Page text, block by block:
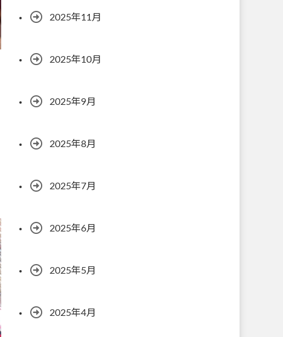
2025年11月
2025年10月
2025年9月
2025年8月
2025年7月
2025年6月
2025年5月
2025年4月